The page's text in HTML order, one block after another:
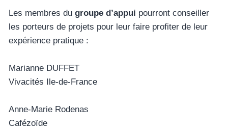
Les membres du groupe d’appui pourront conseiller
les porteurs de projets pour leur faire profiter de leur
expérience pratique :
Marianne DUFFET
Vivacités Ile-de-France
Anne-Marie Rodenas
Cafézoïde